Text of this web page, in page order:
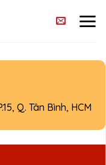
Q. Tân Bình, HCM